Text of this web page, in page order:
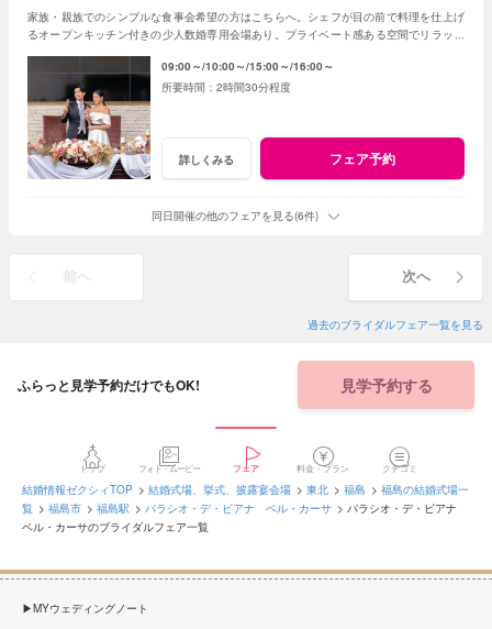
家族・親族でのシンプルな食事会希望の方はこちらへ。シェフが目の前で料理を仕上げ
るオープンキッチン付きの少人数婚専用会場あり。プライベート感ある空間でリラック
09:00～ 10:00～ 15:00～ 16:00～
2時間30分程度
詳しくみる フェア予約
同日開催の他のフェアを見る(6件)
前へ 次へ
過去のブライダルフェア一覧を見る
ふらっと見学予約だけでもOK! 見学予約する
トップ フォト・ムービー フェア 料金・プラン クチコミ
結婚情報ゼクシィTOP 結婚式場、挙式、披露宴会場 東北 福島
福島の結婚式場一
覧
福島市 福島駅 パラシオ・デ・ビアナ ベル・カーサ
パラシオ・デ・ビアナ
ベル・カーサのブライダルフェア一覧
MYウェディングノート